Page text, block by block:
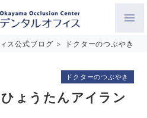
ス公式ブログ > ドクターのつぶやき
ょうたんアイラン
ドクターのつぶやき